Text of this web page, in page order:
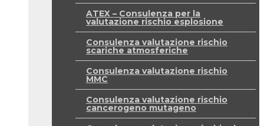
ATEX – Consulenza per la
valutazione rischio esplosione
Consulenza valutazione rischio
scariche atmosferiche
Consulenza valutazione rischio
MMC
Consulenza valutazione rischio
cancerogeno mutageno